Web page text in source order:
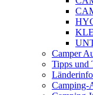
Camper
Tipps und
Camping-